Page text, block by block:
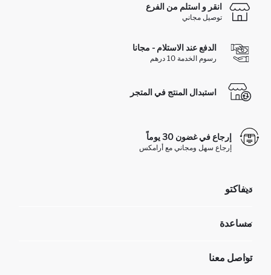
انقر و استلم من الفرع
توصيل مجاني
الدفع عند الاستلام - مجانا
رسوم الخدمة 10 درهم
استبدال المنتج في المتجر
إرجاع في غضون 30 يوماً
إرجاع سهل ومجاني مع أرامكس
ديفاكتو
تعرف علينا
مساعدة
عمليات الارجاع و الاستبدال السهلة
تواصل معنا